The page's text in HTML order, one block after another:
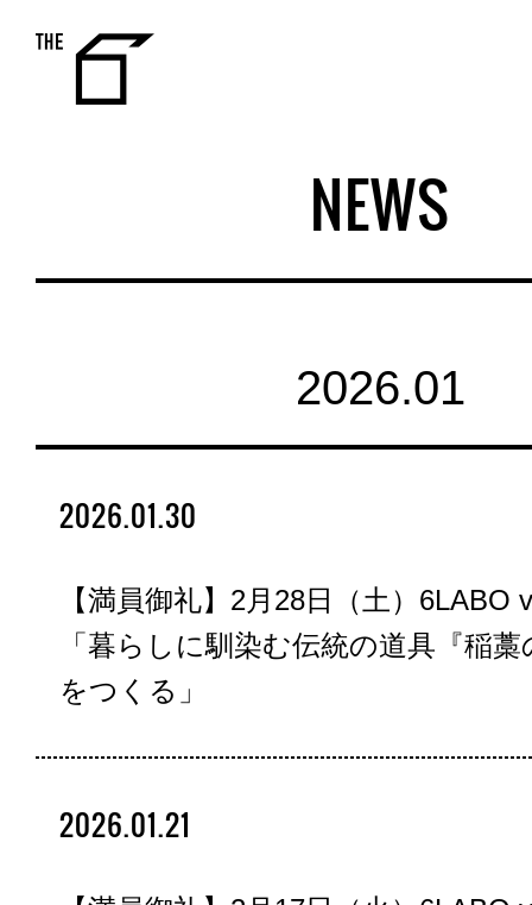
NEWS
2026.01
2026.01.30
【満員御礼】2月28日（土）6LABO
「暮らしに馴染む伝統の道具『稲
をつくる」
2026.01.21